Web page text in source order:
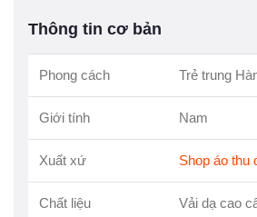
Thông tin cơ bản
Phong cách Trẻ trung
Giới tính Nam
Xuất xứ Shop áo thu
Chất liệu Vải dạ cao